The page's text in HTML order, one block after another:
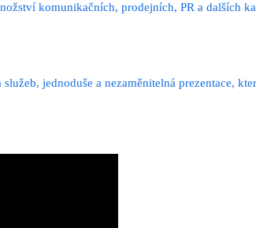
komunikačních, prodejních, PR a dalších
jednoduše a nezaměnitelná prezentace,